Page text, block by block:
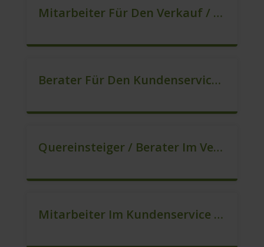
Mitarbeiter Für Den Verkauf / Quereinsteiger (m/w/d)
Berater Für Den Kundenservice (m/w/d)
Quereinsteiger / Berater Im Vertrieb In VZ/TZ (m/w/d)
Mitarbeiter Im Kundenservice (Quereinstieg Möglich!) (m/w/d)